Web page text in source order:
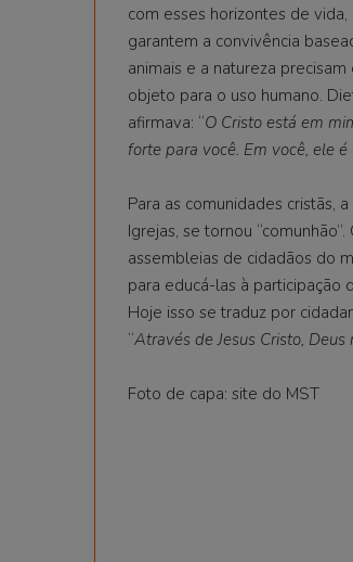
com esses horizontes de
garantem a convivência
animais e a natureza
objeto para o uso humano.
afirmava: “O Cristo está em
forte para você. Em você, ele
Para as comunidades cristãs,
Igrejas, se tornou
assembleias de cidadãos do
para educá-las à
Hoje isso se traduz por
“Através de Jesus Cristo,
Foto de capa: site do MST